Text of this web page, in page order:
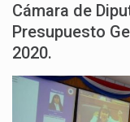
Cámara de
Presupuesto
2020.